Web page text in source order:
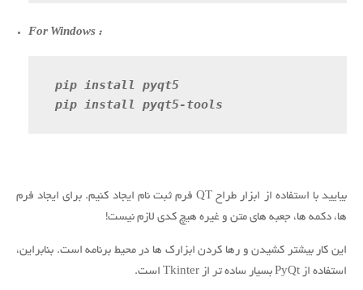
For Windows :
pip install pyqt5
pip install pyqt5-tools
بیایید با استفاده از ابزار طراح QT فرم ثبت نام ایجاد کنیم. برای ایجاد فرم
ها، دکمه ها، جعبه های متن و غیره هیچ کدی لازم نیست!
این کار بیشتر کشیدن و رها کردن ابزارک ها در محیط برنامه است. بنابراین،
استفاده از PyQt بسیار ساده تر از Tkinter است.